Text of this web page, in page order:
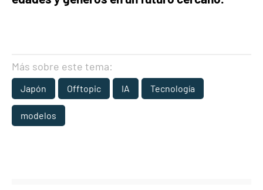
Más sobre este tema:
Japón Offtopic IA Tecnología
modelos